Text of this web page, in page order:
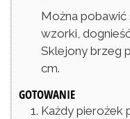
Można pobawić
wzorki,
Sklejony brzeg
cm.
GOTOWANIE
Każdy pierożek